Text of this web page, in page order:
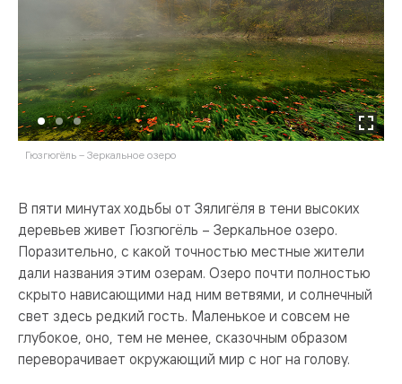
Гюзгюгёль – Зеркальное озеро
В пяти минутах ходьбы от Зялигёля в тени высоких
деревьев живет Гюзгюгёль – Зеркальное озеро.
Поразительно, с какой точностью местные жители
дали названия этим озерам. Озеро почти полностью
скрыто нависающими над ним ветвями, и солнечный
свет здесь редкий гость. Маленькое и совсем не
глубокое, оно, тем не менее, сказочным образом
переворачивает окружающий мир с ног на голову.